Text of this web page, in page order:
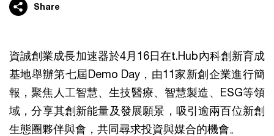
Share
資誠創業成長加速器於4月16日在t.Hub內科創新育成
基地舉辦第七屆Demo Day，由11家新創企業進行簡
報，聚焦人工智慧、生技醫療、智慧製造、ESG等領
域，分享其創新能量及發展願景，吸引逾兩百位新創
生態圈夥伴與會，共同尋求投資與媒合的機會。